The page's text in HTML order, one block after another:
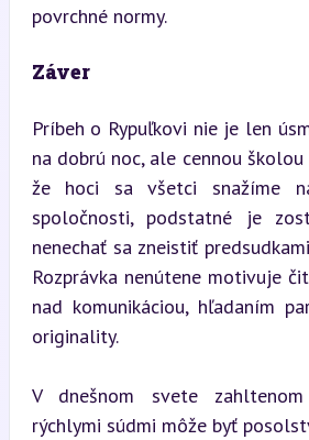
povrchné normy.
Záver
Príbeh o Rypuľkovi nie je len
na dobrú noc, ale cennou
že hoci sa všetci snažíme
spoločnosti, podstatné je
nenechať sa zneistiť
Rozprávka nenútene motivuje
nad komunikáciou, hľadaním
originality.
V dnešnom svete
rýchlymi súdmi môže byť